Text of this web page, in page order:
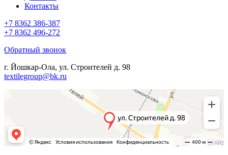
Контакты
+7 8362 386-387
+7 8362 496-272
Обратный звонок
г. Йошкар-Ола, ул. Строителей д. 98
textilegroup@bk.ru